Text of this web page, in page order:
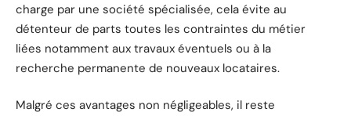
charge par une société spécialisée, cela évite au
détenteur de parts toutes les contraintes du métier
liées notamment aux travaux éventuels ou à la
recherche permanente de nouveaux locataires.
Malgré ces avantages non négligeables, il reste